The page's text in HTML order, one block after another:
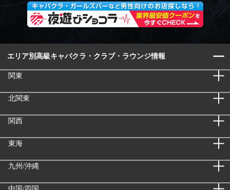
エリア別高級キャバクラ・クラブ・ラウンジ情報
関東
北関東
関西
東海
九州/沖縄